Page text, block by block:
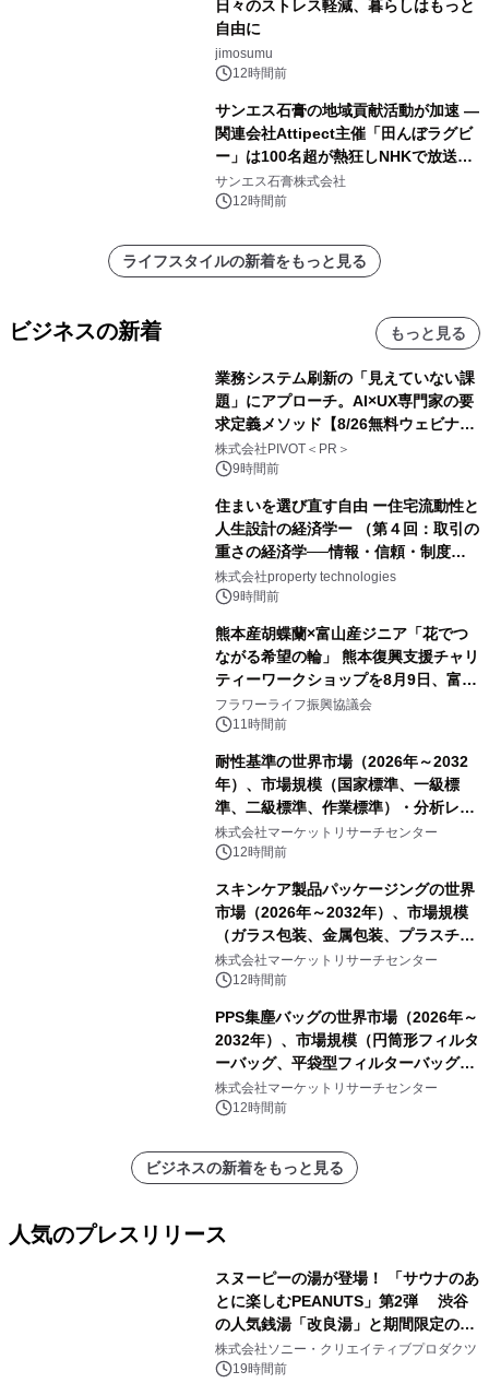
日々のストレス軽減、暮らしはもっと
自由に
jimosumu
12時間前
サンエス石膏の地域貢献活動が加速 ―
関連会社Attipect主催「田んぼラグビ
ー」は100名超が熱狂しNHKで放送さ
れました。
サンエス石膏株式会社
12時間前
ライフスタイルの新着をもっと見る
ビジネスの新着 もっと見る
業務システム刷新の「見えていない課
題」にアプローチ。AI×UX専門家の要
求定義メソッド【8/26無料ウェビナ
ー】株式会社PIVOT
株式会社PIVOT＜PR＞
9時間前
住まいを選び直す自由 ー住宅流動性と
人生設計の経済学ー （第４回：取引の
重さの経済学──情報・信頼・制度を
PropTechはどう組み替えるか）｜
PropTech-Lab
株式会社property technologies
9時間前
熊本産胡蝶蘭×富山産ジニア「花でつ
ながる希望の輪」 熊本復興支援チャリ
ティーワークショップを8月9日、富
山・射水で開催
フラワーライフ振興協議会
11時間前
耐性基準の世界市場（2026年～2032
年）、市場規模（国家標準、一級標
準、二級標準、作業標準）・分析レポ
ートを発表
株式会社マーケットリサーチセンター
12時間前
スキンケア製品パッケージングの世界
市場（2026年～2032年）、市場規模
（ガラス包装、金属包装、プラスチッ
ク包装、その他）・分析レポートを発
表
株式会社マーケットリサーチセンター
12時間前
PPS集塵バッグの世界市場（2026年～
2032年）、市場規模（円筒形フィルタ
ーバッグ、平袋型フィルターバッグ、
プリーツフィルターバッグ、その
他）・分析レポートを発表
株式会社マーケットリサーチセンター
12時間前
ビジネスの新着をもっと見る
人気のプレスリリース
スヌーピーの湯が登場！ 「サウナのあ
とに楽しむPEANUTS」第2弾 渋谷
の人気銭湯「改良湯」と期間限定のコ
ラボレーション サウナイキタイコラ
ボグッズも発売決定！
株式会社ソニー・クリエイティブプロダクツ
19時間前